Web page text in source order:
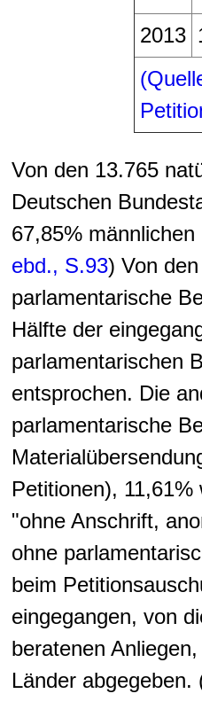
2013
Von den 13.765
Deutschen
67,85%
ebd., S.93) Von
parlamentarische
Hälfte der
parlamentarischen
entsprochen. Die
parlamentarische
Petitionen),
"ohne Anschrift,
ohne
beim
eingegangen, von
beratenen
Länder